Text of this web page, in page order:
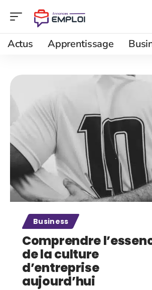
Actus Apprentissage
Business
Comprendre
de la culture
d’entreprise
aujourd’hui